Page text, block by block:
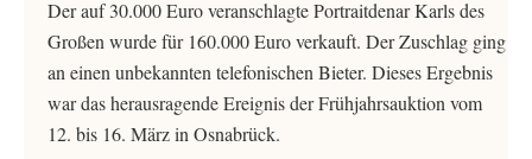
Der auf 30.000 Euro veranschlagte Portraitdenar Karls des
Großen wurde für 160.000 Euro verkauft. Der Zuschlag ging
an einen unbekannten telefonischen Bieter. Dieses Ergebnis
war das herausragende Ereignis der Frühjahrsauktion vom
12. bis 16. März in Osnabrück.